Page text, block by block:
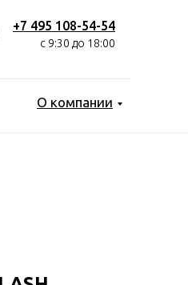
+7 495 108-54-54
с 9:30 до 18:00
О компании